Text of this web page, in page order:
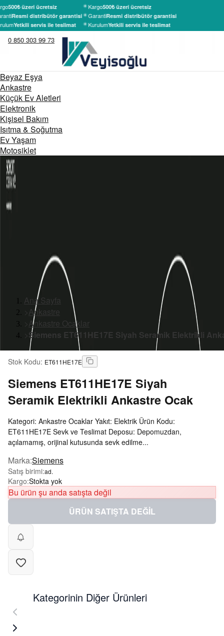
500₺ üzeri ücretsiz
Resmi distribütör garantisi
Yetkili servis ile teslimat
Kargo500₺ üzeri ücretsiz
GarantiResmi distribütör garantisi
KurulumYetkili servis ile teslimat
0 850 303 99 73
Beyaz Eşya
Ankastre
Küçük Ev Aletleri
Elektronik
Kişisel Bakım
Isıtma & Soğutma
Ev Yaşam
Motosiklet
Ana Sayfa
Ankastre
Ankastre Ocaklar
Siemens ET611HE17E Siyah Seramik Elektrikli
Stok Kodu: ET611HE17E
Siemens ET611HE17E Siyah
Seramik Elektrikli Ankastre Ocak
Kategori: Ankastre Ocaklar Yakıt: Elektrik Ürün Kodu:
ET611HE17E Sevk ve Teslimat Deposu: Depomuzdan,
açılamamış, orijinal kutusunda sevk edilme...
Marka:Siemens
Satış birimi:ad.
Kargo:Stokta yok
Bu ürün şu anda satışta değil
ÜRÜN SATIŞTA DEĞİL
Kategorinin Diğer Ürünleri